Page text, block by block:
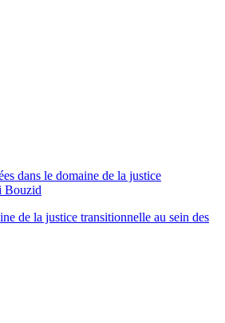
dans le domaine de la justice
Bouzid
de la justice transitionnelle au sein des